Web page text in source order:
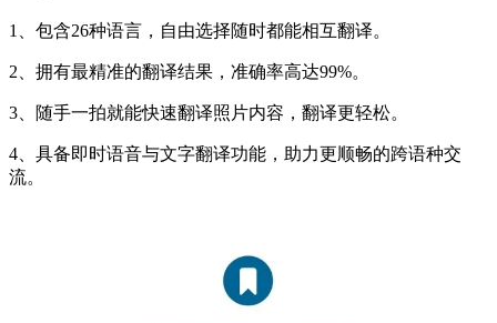
1、包含26种语言，自由选择随时都能相互翻译。
2、拥有最精准的翻译结果，准确率高达99%。
3、随手一拍就能快速翻译照片内容，翻译更轻松。
4、具备即时语音与文字翻译功能，助力更顺畅的跨语种交
流。